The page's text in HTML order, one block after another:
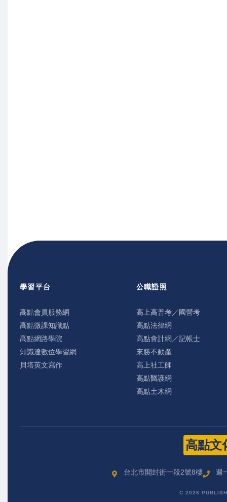
學習平台
高點會員服務網
高點微課知識點
高點網路學院
知識達數位學習網
貝塔英文寫作
公職證照
高上高普考／國營考
高點法律網
高點會計網／記帳士
來勝不動產
高上社工師
高點醫護網
高點土木網
高點文
台北市開封街一段2號8樓 週
C 2026